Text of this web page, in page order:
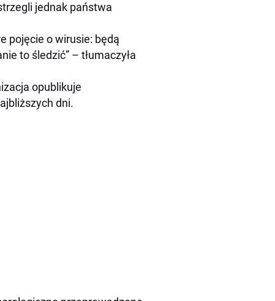
jednak państwa
pojęcie o wirusie: będą
to śledzić” – tłumaczyła
opublikuje
dni.